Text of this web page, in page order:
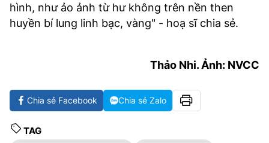
hình, như ảo ảnh từ hư không trên nền then
huyền bí lung linh bạc, vàng" - hoạ sĩ chia sẻ.
Thảo Nhi. Ảnh: NVCC
Chia sẻ Facebook Chia sẻ Zalo
TAG